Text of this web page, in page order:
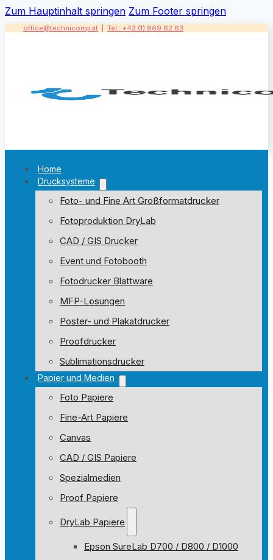
Zum Hauptinhalt springen Zum Footer springen
office@technicomp.at Tel.: +43 (1) 869 62 63
Home
Drucksysteme
Foto- und Fine Art Großformatdrucker
Fotoproduktion DryLab
CAD / GIS Drucker
Event und Fotobooth
Fotodrucker Blattware
MFP-Lösungen
Poster- und Plakatdrucker
Proofdrucker
Sublimationsdrucker
Papier und Medien
Foto Papiere
Fine-Art Papiere
Canvas
CAD / GIS Papiere
Spezialmedien
Proof Papiere
DryLab Papiere
Epson SureLab D700 / D800 / D1000